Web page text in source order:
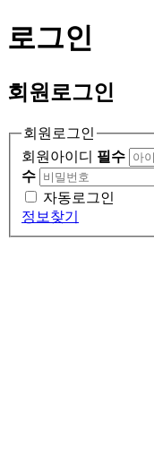
로그인
회원 로그인
회원로그인
회원아이디 필수
수
자동로그인
정보찾기